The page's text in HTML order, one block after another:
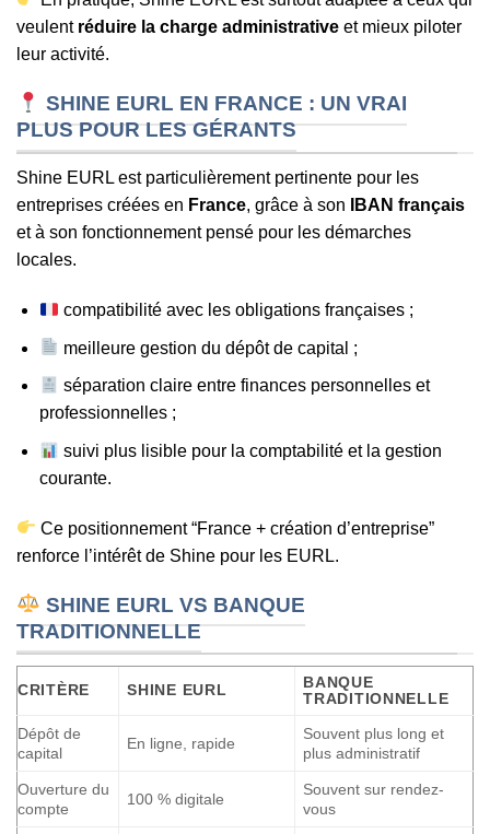
veulent réduire la charge administrative et mieux piloter
leur activité.
SHINE EURL EN FRANCE : UN VRAI
PLUS POUR LES GÉRANTS
Shine EURL est particulièrement pertinente pour les
entreprises créées en France, grâce à son
IBAN français
et à son fonctionnement pensé pour les démarches
locales.
compatibilité avec les obligations françaises ;
meilleure gestion du dépôt de capital ;
séparation claire entre finances personnelles et
professionnelles ;
suivi plus lisible pour la comptabilité et la gestion
courante.
Ce positionnement “France + création d’entreprise”
renforce l’intérêt de Shine pour les EURL.
SHINE EURL VS BANQUE
TRADITIONNELLE
CRITÈRE SHINE EURL
BANQUE
TRADITIONNELLE
Dépôt de
capital
En ligne, rapide
Souvent plus long et
plus administratif
Ouverture du
compte
100 % digitale
Souvent sur rendez-
vous